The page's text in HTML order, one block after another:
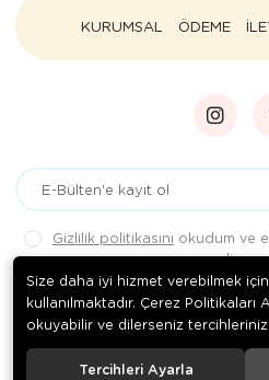
KURUMSAL ÖDEME
Gizlilik politikasını okudum ve
Size daha iyi hizmet verebilmek
kullanılmaktadır. Çerez Politikaları
okuyabilir ve dilerseniz
Tercihleri Ayarla